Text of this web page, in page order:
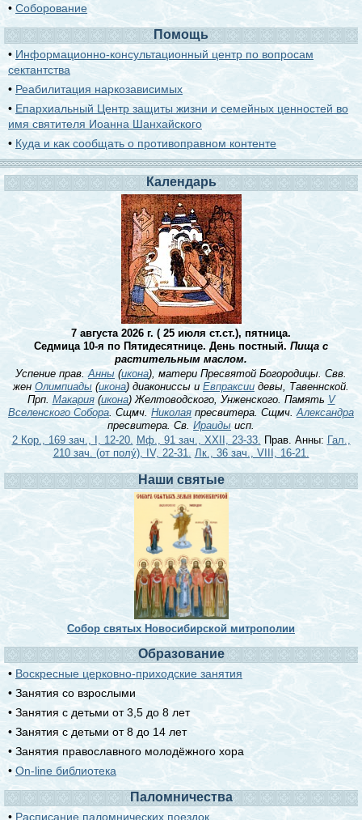
•Соборование
Помощь
• Информационно-консультационный центр по вопросам
сектантства
• Реабилитация наркозависимых
• Епархиальный Центр защиты жизни и семейных ценностей во
имя святителя Иоанна Шанхайского
• Куда и как сообщать о противоправном контенте
Календарь
7 августа 2026 г. ( 25 июля ст.ст.), пятница.
Седмица 10-я по Пятидесятнице. День постный. Пища с
растительным маслом.
Успение прав.Анны (икона), матери Пресвятой Богородицы. Свв.
жен Олимпиады (икона) диакониссы и Евпраксии девы, Тавеннской.
Прп. Макария(икона) Желтоводского, Унженского. Память V
Вселенского Собора . Сщмч. Николая пресвитера. Сщмч. Александра
пресвитера. Св. Ираидыисп.
2 Кор., 169 зач., I, 12-20.
Мф., 91 зач., XXII, 23-33. Прав. Анны: Гал.,
210 зач. (от полу́), IV, 22-31.
Лк., 36 зач., VIII, 16-21.
Наши святые
Собор святых Новосибирской митрополии
Образование
• Воскресные церковно-приходские занятия
• Занятия со взрослыми
• Занятия с детьми от 3,5 до 8 лет
• Занятия с детьми от 8 до 14 лет
• Занятия православного молодёжного хора
• On-line библиотека
Паломничества
• Расписание паломнических поездок